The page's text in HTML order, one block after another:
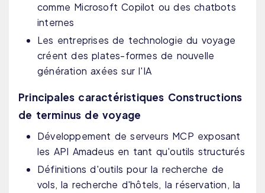
comme Microsoft Copilot ou des chatbots
internes
Les entreprises de technologie du voyage
créent des plates-formes de nouvelle
génération axées sur l'IA
Principales caractéristiques Constructions
de terminus de voyage
Développement de serveurs MCP exposant
les API Amadeus en tant qu'outils structurés
Définitions d'outils pour la recherche de
vols, la recherche d'hôtels, la réservation, la